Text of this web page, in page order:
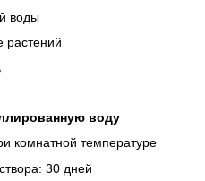
воды
растений
воду
комнатной температуре
30 дней